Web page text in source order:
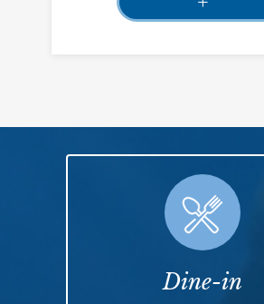
Dine-in